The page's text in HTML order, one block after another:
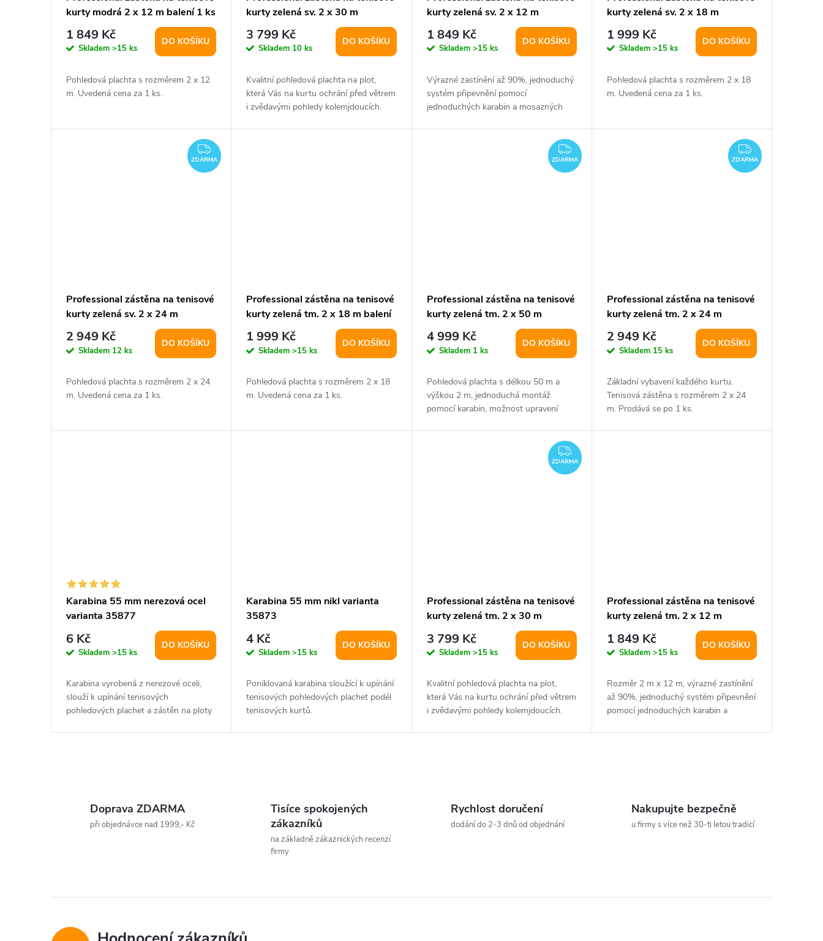
kurty modrá 2 x 12 m balení 1 ks
1 849 Kč
Skladem >15 ks
DO KOŠÍKU
Pohledová plachta s rozměrem 2 x 12
m. Uvedená cena za 1 ks.
kurty zelená sv. 2 x 30 m
varianta 31003
3 799 Kč
Skladem 10 ks
DO KOŠÍKU
Kvalitní pohledová plachta na plot,
která Vás na kurtu ochrání před větrem
i zvědavými pohledy kolemjdoucích.
kurty zelená sv. 2 x 12 m
varianta 31001
1 849 Kč
Skladem >15 ks
DO KOŠÍKU
Výrazné zastínění až 90%, jednoduchý
systém připevnění pomocí
jednoduchých karabin a mosazných
kurty zelená sv. 2 x 18 m
varianta 42134
1 999 Kč
Skladem >15 ks
DO KOŠÍKU
Pohledová plachta s rozměrem 2 x 18
m. Uvedená cena za 1 ks.
ZDARMA
ZDARMA
Professional zástěna na tenisové
kurty zelená sv. 2 x 24 m
varianta 41599
2 949 Kč
Skladem 12 ks
DO KOŠÍKU
Pohledová plachta s rozměrem 2 x 24
m. Uvedená cena za 1 ks.
Professional zástěna na tenisové
kurty zelená tm. 2 x 18 m balení
1 ks
1 999 Kč
Skladem>15 ks
DO KOŠÍKU
Pohledová plachta s rozměrem 2 x 18
m. Uvedená cena za 1 ks.
ZDARMA
ZDARMA
Professional zástěna na tenisové
kurty zelená tm. 2 x 50 m
varianta 35884
4 999 Kč
Skladem 1 ks
DO KOŠÍKU
Pohledová plachta s délkou 50 m a
výškou 2 m, jednoduchá montáž
pomocí karabin, možnost upravení
ZDARMA
ZDARMA
Professional zástěna na tenisové
kurty zelená tm. 2 x 24 m
varianta 39754
2 949 Kč
Skladem 15 ks
DO KOŠÍKU
Základní vybavení každého kurtu.
Tenisová zástěna s rozměrem 2 x 24
m. Prodává se po 1 ks.
Karabina 55 mm nerezová ocel
varianta 35877
6 Kč
Skladem >15 ks
DO KOŠÍKU
Karabina vyrobená z nerezové oceli,
slouží k upínání tenisových
pohledových plachet a zástěn na ploty
Karabina 55 mm nikl varianta
35873
4 Kč
Skladem>15 ks
DO KOŠÍKU
Poniklovaná karabina sloužící k upínání
tenisových pohledových plachet podél
tenisových kurtů.
ZDARMA
ZDARMA
Professional zástěna na tenisové
kurty zelená tm. 2 x 30 m
varianta 31002
3 799 Kč
Skladem >15 ks
DO KOŠÍKU
Kvalitní pohledová plachta na plot,
která Vás na kurtu ochrání před větrem
i zvědavými pohledy kolemjdoucích.
Professional zástěna na tenisové
kurty zelená tm. 2 x 12 m
varianta 24008
1 849 Kč
Skladem >15 ks
DO KOŠÍKU
Rozměr 2 m x 12 m, výrazné zastínění
až 90%, jednoduchý systém připevnění
pomocí jednoduchých karabin a
a
c
Doprava ZDARMA
při objednávce nad 1999,- Kč
Tisíce spokojených
zákazníků
na základně zákaznických recenzí
firmy
Rychlost doručení
dodání do 2-3 dnů od objednání
Nakupujte bezpečně
u firmy s více než 30-ti letou tradicí